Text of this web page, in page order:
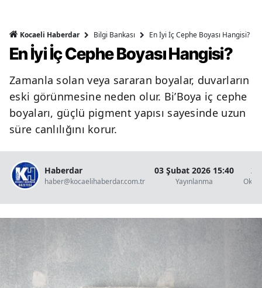
Kocaeli Haberdar Bilgi Bankası En İyi İç Cephe Boyası Hangisi?
En İyi İç Cephe Boyası Hangisi?
Zamanla solan veya sararan boyalar, duvarların
eski görünmesine neden olur. Bi’Boya iç cephe
boyaları, güçlü pigment yapısı sayesinde uzun
süre canlılığını korur.
Haberdar
haber@kocaelihaberdar.com.tr
03 Şubat 2026 15:40
Yayınlanma
2